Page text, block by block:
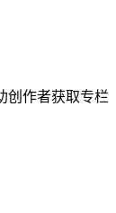
创作者获取专栏